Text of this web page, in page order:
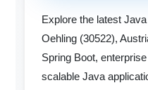
Explore the latest
Oehling (30522),
Spring Boot,
scalable Java